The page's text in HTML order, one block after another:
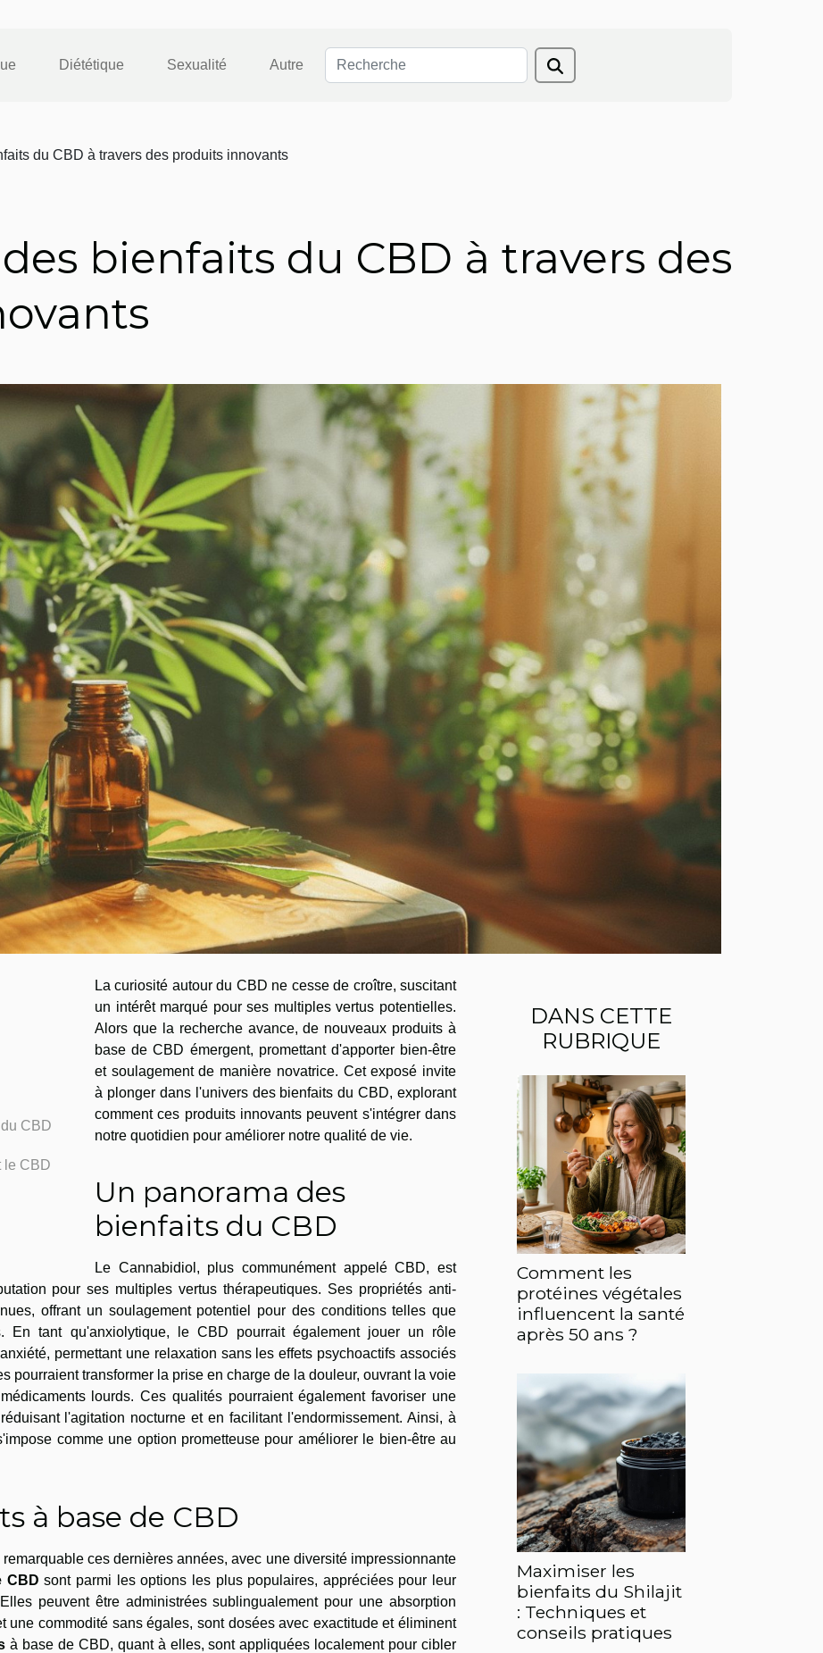
Diététique Sexualité Autre
du CBD à travers des produits innovants
bienfaits du CBD à travers des
CBD
le CBD
La curiosité autour du CBD ne cesse de croître, suscitant
un intérêt marqué pour ses multiples vertus potentielles.
Alors que la recherche avance, de nouveaux produits à
base de CBD émergent, promettant d'apporter bien-être
et soulagement de manière novatrice. Cet exposé invite
à plonger dans l'univers des bienfaits du CBD, explorant
comment ces produits innovants peuvent s'intégrer dans
notre quotidien pour améliorer notre qualité de vie.
Un panorama des
bienfaits du CBD
Le Cannabidiol, plus communément appelé CBD, est
pour ses multiples vertus thérapeutiques. Ses propriétés anti-
offrant un soulagement potentiel pour des conditions telles que
En tant qu'anxiolytique, le CBD pourrait également jouer un rôle
permettant une relaxation sans les effets psychoactifs associés
pourraient transformer la prise en charge de la douleur, ouvrant la voie
lourds. Ces qualités pourraient également favoriser une
l'agitation nocturne et en facilitant l'endormissement. Ainsi, à
comme une option prometteuse pour améliorer le bien-être au
à base de CBD
ces dernières années, avec une diversité impressionnante
CBD sont parmi les options les plus populaires, appréciées pour leur
peuvent être administrées sublingualement pour une absorption
une commodité sans égales, sont dosées avec exactitude et éliminent
à base de CBD, quant à elles, sont appliquées localement pour cibler
DANS CETTE
RUBRIQUE
Comment les
protéines végétales
influencent la santé
après 50 ans ?
Maximiser les
bienfaits du Shilajit
: Techniques et
conseils pratiques